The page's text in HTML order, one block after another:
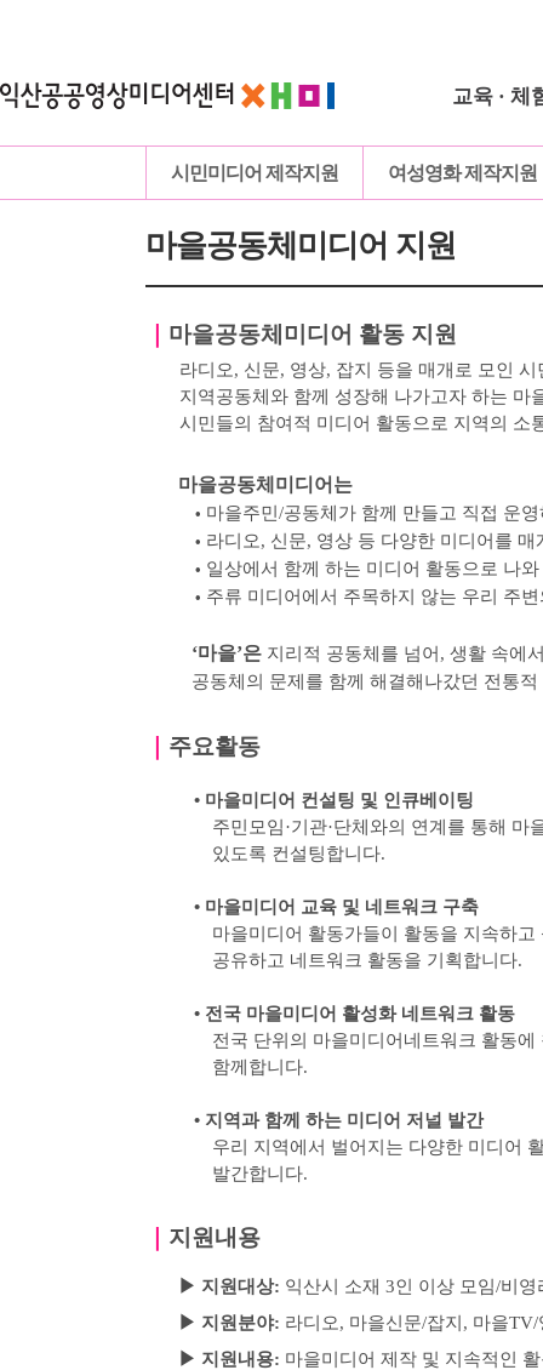
교육 · 체
시민미디어 제작지원 여성영화 제작지원
마을공동체미디어 지원
마을공동체미디어 활동 지원
라디오, 신문, 영상, 잡지 등을 매개로 모인 시
지역공동체와 함께 성장해 나가고자 하는 마
시민들의 참여적 미디어 활동으로 지역의 소
마을공동체미디어는
• 마을주민/공동체가 함께 만들고 직접 운
• 라디오, 신문, 영상 등 다양한 미디어를
• 일상에서 함께 하는 미디어 활동으로 나
• 주류 미디어에서 주목하지 않는 우리 주
‘마을’은 지리적 공동체를 넘어 ,생활 속에
공동체의 문제를 함께 해결해나갔던 전통
주요활동
• 마을미디어 컨설팅 및 인큐베이팅
주민모임·기관·단체와의 연계를 통해 마
있도록 컨설팅합니다.
• 마을미디어 교육 및 네트워크 구축
마을미디어 활동가들이 활동을 지속하
공유하고 네트워크 활동을 기획합니다.
• 전국 마을미디어 활성화 네트워크 활동
전국 단위의 마을미디어네트워크 활동
함께합니다.
• 지역과 함께 하는 미디어 저널 발간
우리 지역에서 벌어지는 다양한 미디어
발간합니다.
지원내용
▶ 지원대상: 익산시 소재 3인 이상 모임/비영
▶ 지원분야: 라디오, 마을신문/잡지 , 마을TV/
▶ 지원내용: 마을미디어 제작 및 지속적인